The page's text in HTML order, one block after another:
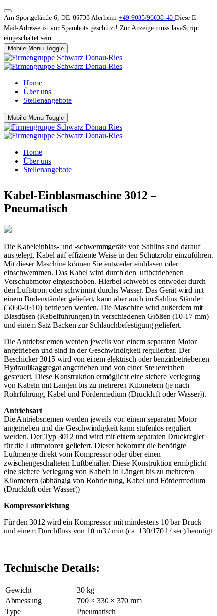
Am Sportgelände 6, DE-86733 Alerheim +49 9085/96038-40 Diese E-
Mail-Adresse ist vor Spambots geschützt! Zur Anzeige muss JavaScript
eingeschaltet sein.
Mobile Menu Toggle
Home
Über uns
Stellenangebote
Mobile Menu Toggle
Home
Über uns
Stellenangebote
Kabel-Einblasmaschine 3012 –
Pneumatisch
Die Kabeleinblas- und -schwemmgeräte von Sahlins sind darauf
ausgelegt, Kabel auf effiziente Weise in den Schutzrohr einzuführen.
Mit dieser Maschine können Sie entweder einblasen oder
einschwemmen. Das Kabel wird durch den luftbetriebenen
Vorschubmotor eingeschoben. Hierbei schwebt es entweder durch
den Luftstrom oder schwimmt durchs Wasser. Das Gerät wird mit
einem Bodenständer geliefert, kann aber auch im Sahlins Ständer
(5060-0310) betrieben werden. Die Maschine wird außerdem mit
Blasdüsen (Kabelführungen) in verschiedenen Größen (10-17 mm)
und einem Satz Backen zur Schlauchbefestigung geliefert.
Die Antriebsriemen werden jeweils von einem separaten Motor
angetrieben und sind in der Geschwindigkeit regulierbar. Der
Beschicker 3015 wird von einem elektrisch oder benzinbetriebenen
Hydraulikaggregat angetrieben und von einer Steuereinheit
gesteuert. Diese Konstruktion ermöglicht eine sichere Verlegung
von Kabeln mit Längen bis zu mehreren Kilometern (je nach
Rohrführung, Kabel und Fördermedium (Druckluft oder Wasser)).
Antriebsart
Die Antriebsriemen werden jeweils von einem separaten Motor
angetrieben und die Geschwindigkeit kann stufenlos reguliert
werden. Der Typ 3012 und wird mit einem separaten Druckregler
für die Luftmotoren geliefert. Dieser bekommt die benötigte
Luftmenge direkt vom Kompressor oder über einen
zwischengeschalteten Luftbehälter. Diese Konstruktion ermöglicht
eine sichere Verlegung von Kabeln in Längen bis zu mehreren
Kilometern (abhängig von Rohrleitung, Kabel und Fördermedium
(Druckluft oder Wasser))
Kompressorleistung
Für den 3012 wird ein Kompressor mit mindestens 10 bar Druck
und einem Durchfluss von 10 m3 / min (ca. 130/170 l / sec) benötigt
Technische Details:
Gewicht
30 kg
Abmessung
700 × 330 × 370 mm
Type
Pneumatisch